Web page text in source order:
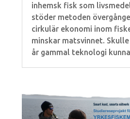
inhemsk fisk som
stöder metoden
cirkulär ekonomi inom
minskar matsvinnet.
år gammal teknologi